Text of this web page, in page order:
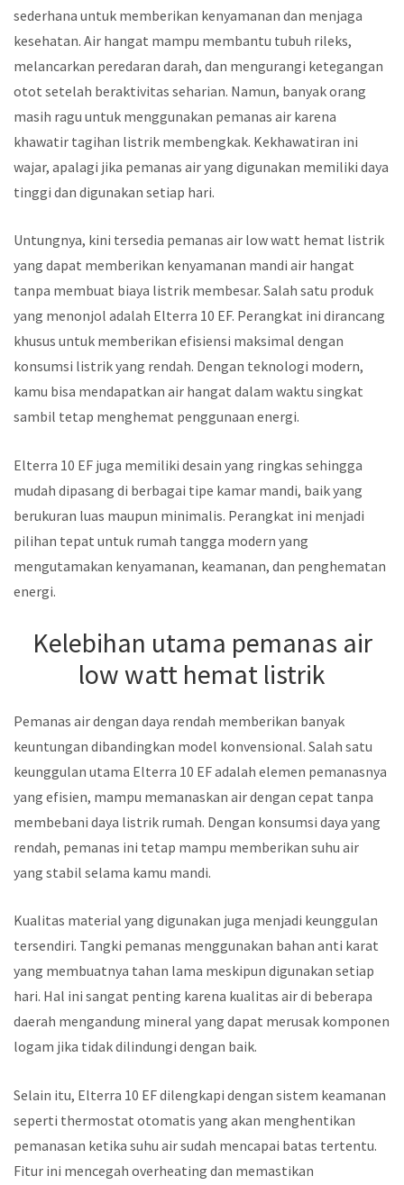
sederhana untuk memberikan kenyamanan dan menjaga
kesehatan. Air hangat mampu membantu tubuh rileks,
melancarkan peredaran darah, dan mengurangi ketegangan
otot setelah beraktivitas seharian. Namun, banyak orang
masih ragu untuk menggunakan pemanas air karena
khawatir tagihan listrik membengkak. Kekhawatiran ini
wajar, apalagi jika pemanas air yang digunakan memiliki daya
tinggi dan digunakan setiap hari.
Untungnya, kini tersedia pemanas air low watt hemat listrik
yang dapat memberikan kenyamanan mandi air hangat
tanpa membuat biaya listrik membesar. Salah satu produk
yang menonjol adalah Elterra 10 EF. Perangkat ini dirancang
khusus untuk memberikan efisiensi maksimal dengan
konsumsi listrik yang rendah. Dengan teknologi modern,
kamu bisa mendapatkan air hangat dalam waktu singkat
sambil tetap menghemat penggunaan energi.
Elterra 10 EF juga memiliki desain yang ringkas sehingga
mudah dipasang di berbagai tipe kamar mandi, baik yang
berukuran luas maupun minimalis. Perangkat ini menjadi
pilihan tepat untuk rumah tangga modern yang
mengutamakan kenyamanan, keamanan, dan penghematan
energi.
Kelebihan utama pemanas air
low watt hemat listrik
Pemanas air dengan daya rendah memberikan banyak
keuntungan dibandingkan model konvensional. Salah satu
keunggulan utama Elterra 10 EF adalah elemen pemanasnya
yang efisien, mampu memanaskan air dengan cepat tanpa
membebani daya listrik rumah. Dengan konsumsi daya yang
rendah, pemanas ini tetap mampu memberikan suhu air
yang stabil selama kamu mandi.
Kualitas material yang digunakan juga menjadi keunggulan
tersendiri. Tangki pemanas menggunakan bahan anti karat
yang membuatnya tahan lama meskipun digunakan setiap
hari. Hal ini sangat penting karena kualitas air di beberapa
daerah mengandung mineral yang dapat merusak komponen
logam jika tidak dilindungi dengan baik.
Selain itu, Elterra 10 EF dilengkapi dengan sistem keamanan
seperti thermostat otomatis yang akan menghentikan
pemanasan ketika suhu air sudah mencapai batas tertentu.
Fitur ini mencegah overheating dan memastikan